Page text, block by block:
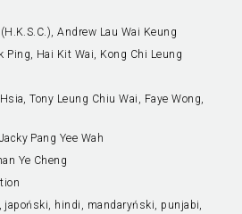
Andrew Lau Wai Keung
Ping, Hai Kit Wai, Kong Chi Leung
Tony Leung Chiu Wai, Faye Wong,
Pang Yee Wah
Ye Cheng
japoński, hindi, mandaryński, punjabi,